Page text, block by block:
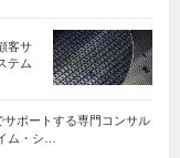
客サ
テム
サポートする専門コンサル
ム・シ…